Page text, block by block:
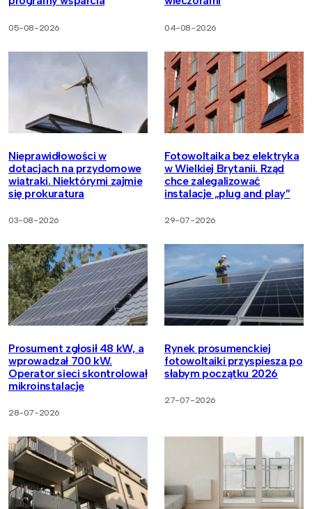
05-08-2026 04-08-2026
Nieprawidłowości w
dotacjach na przydomowe
wiatraki. Niektórymi zajmie
się prokuratura
03-08-2026
Fotowoltaika bez elektryka
w Wielkiej Brytanii. Rząd
chce zalegalizować
instalacje „plug and play”
29-07-2026
Prosument zgłosił 48 kW, a
wprowadzał 700 kW.
Operator sieci skontrolował
mikroinstalacje
28-07-2026
Rynek prosumenckiej
fotowoltaiki przyspiesza po
słabym początku 2026
27-07-2026